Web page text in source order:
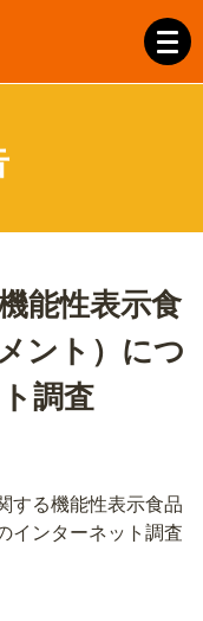
能性表示食
ント）につ
調査
する機能性表示食品
インターネット調査